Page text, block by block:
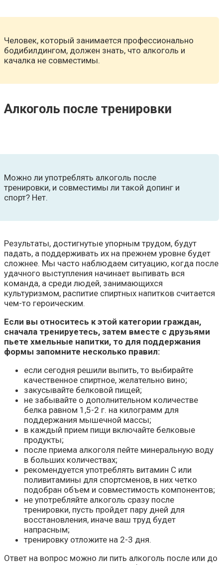
Человек, который занимается профессионально
бодибилдингом, должен знать, что алкоголь и
качалка не совместимы.
Алкоголь после тренировки
Можно ли употреблять алкоголь после
тренировки, и совместимы ли такой допинг и
спорт? Нет.
Результаты, достигнутые упорным трудом, будут
падать, а поддерживать их на прежнем уровне будет
сложнее. Мы часто наблюдаем ситуацию, когда после
удачного выступления начинает выпивать вся
команда, а среди людей, занимающихся
культуризмом, распитие спиртных напитков считается
чем-то героическим.
Если вы относитесь к этой категории граждан,
сначала тренируетесь, затем вместе с друзьями
пьете хмельные напитки, то для поддержания
формы запомните несколько правил:
если сегодня решили выпить, то выбирайте
качественное спиртное, желательно вино;
закусывайте белковой пищей;
не забывайте о дополнительном количестве
белка равном 1,5-2 г. на килограмм для
поддержания мышечной массы;
в каждый прием пищи включайте белковые
продукты;
после приема алкоголя пейте минеральную воду
в больших количествах;
рекомендуется употреблять витамин С или
поливитамины для спортсменов, в них четко
подобран объем и совместимость компонентов;
не употребляйте алкоголь сразу после
тренировки, пусть пройдет пару дней для
восстановления, иначе ваш труд будет
напрасным;
тренировку отложите на 2-3 дня.
Ответ на вопрос можно ли пить алкоголь после или до